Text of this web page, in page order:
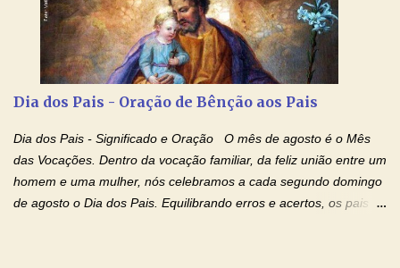
Mãezinha do Céu - Maria - te proteger com Seu divino manto.
Não desista, Jesus irá curar todas suas feridas, Creia! Adriana-
Devoção e Fé Oração de Libertação das Drogas (São Miguel
Arcanjo) "Senhor, Pai Eterno, em Nome de Teu Filho Jesus,
se encontram encarcerados em um vício, escravos de alguma
droga. Senhor, Pai Poderoso e cheio de Misericórdia, na
autoridade do Nome de Jesus libertai da escravidão do vício das
drogas, c...
Dia dos Pais - Oração de Bênção aos Pais
Dia dos Pais - Significado e Oração O mês de agosto é o Mês
das Vocações. Dentro da vocação familiar, da feliz união entre um
homem e uma mulher, nós celebramos a cada segundo domingo
de agosto o Dia dos Pais. Equilibrando erros e acertos, os pais